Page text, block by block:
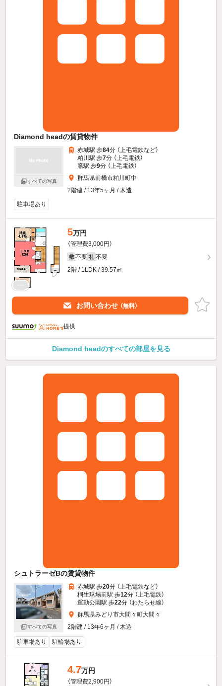
Diamond headの賃貸物件
すべての写真
赤城駅 歩84分 （上毛電鉄など）
粕川駅 歩7分 （上毛電鉄）
膳駅 歩9分 （上毛電鉄）
群馬県前橋市粕川町中
2階建 / 13年5ヶ月 / 木造
駐車場あり
5万円
（管理費3,000円）
敷 不要 礼 不要
2階 / 1LDK / 39.57㎡
お問い合わせ （無料）
提供
Diamond headのすべての部屋を見る
シュトラーゼBの賃貸物件
すべての写真
赤城駅 歩20分 （上毛電鉄など）
桐生球場前駅 歩12分 （上毛電鉄）
運動公園駅 歩22分 （わたらせ線）
群馬県みどり市大間々町大間々
2階建 / 13年6ヶ月 / 木造
駐車場あり 駐輪場あり
4.7万円
（管理費2,900円）